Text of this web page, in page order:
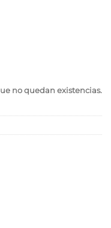
no quedan existencias.